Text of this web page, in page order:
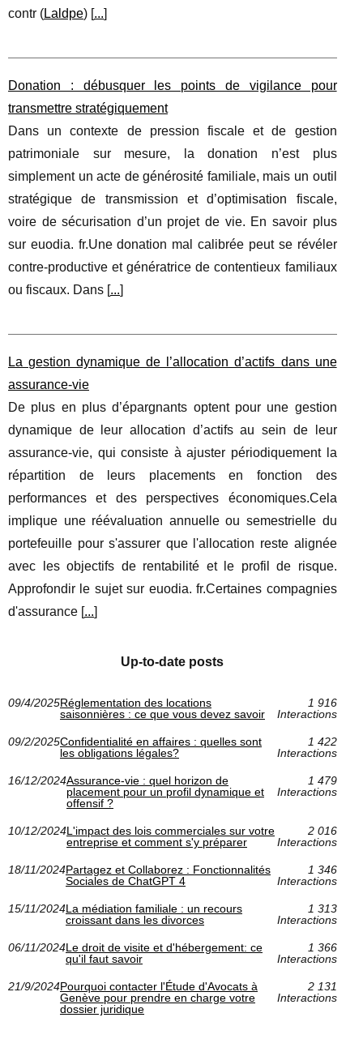
contr (Laldpe) [...]
Donation : débusquer les points de vigilance pour
transmettre stratégiquement
Dans un contexte de pression fiscale et de gestion
patrimoniale sur mesure, la donation n’est plus
simplement un acte de générosité familiale, mais un outil
stratégique de transmission et d’optimisation fiscale,
voire de sécurisation d’un projet de vie. En savoir plus
sur euodia. fr.Une donation mal calibrée peut se révéler
contre-productive et génératrice de contentieux familiaux
ou fiscaux. Dans [...]
La gestion dynamique de l’allocation d’actifs dans une
assurance-vie
De plus en plus d’épargnants optent pour une gestion
dynamique de leur allocation d’actifs au sein de leur
assurance-vie, qui consiste à ajuster périodiquement la
répartition de leurs placements en fonction des
performances et des perspectives économiques.Cela
implique une réévaluation annuelle ou semestrielle du
portefeuille pour s'assurer que l'allocation reste alignée
avec les objectifs de rentabilité et le profil de risque.
Approfondir le sujet sur euodia. fr.Certaines compagnies
d'assurance [...]
Up-to-date posts
09/4/2025Réglementation des locations
saisonnières : ce que vous devez savoir
1 916
Interactions
09/2/2025Confidentialité en affaires : quelles sont
les obligations légales?
1 422
Interactions
16/12/2024Assurance-vie : quel horizon de
placement pour un profil dynamique et
offensif ?
1 479
Interactions
10/12/2024L'impact des lois commerciales sur votre
entreprise et comment s'y préparer
2 016
Interactions
18/11/2024Partagez et Collaborez : Fonctionnalités
Sociales de ChatGPT 4
1 346
Interactions
15/11/2024La médiation familiale : un recours
croissant dans les divorces
1 313
Interactions
06/11/2024Le droit de visite et d'hébergement: ce
qu'il faut savoir
1 366
Interactions
21/9/2024Pourquoi contacter l'Étude d'Avocats à
Genève pour prendre en charge votre
dossier juridique
2 131
Interactions